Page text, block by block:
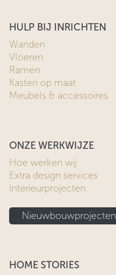
HULP BIJ INRICHTEN
Wanden
Vloeren
Ramen
Kasten op maat
Meubels & accessoires
ONZE WERKWIJZE
Hoe werken wij
Extra design services
Interieurprojecten
Nieuwbouwprojecten
HOME STORIES